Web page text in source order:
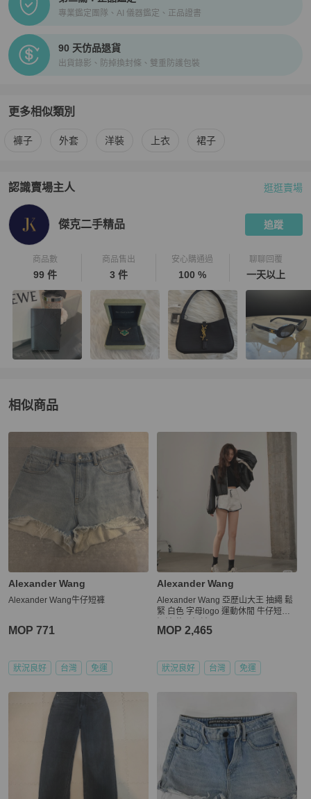
專業鑑定團隊、AI 儀器鑑定、正品證書
90 天仿品退貨
出貨錄影、防掉換封條、雙重防護包裝
更多相似類別
更多Alexander Wang 女裝 相似商品推薦
褲子 外套 洋裝 上衣 裙子
認識賣場主人
PopChill 拍拍圈嚴選賣家
逛逛賣場
傑克二手精品 追蹤
商品數
99 件
商品售出
3 件
安心購通過
100 %
聊聊回覆
一天以上
相似商品
更多相似Alexander Wang女裝推薦精品
Alexander Wang
Alexander Wang牛仔短褲
MOP 771
狀況良好 台灣 免運
Alexander Wang
Alexander Wang 亞歷山大王 抽繩 鬆
緊 白色 字母logo 運動休閒 牛仔短褲
MOP 2,465
狀況良好 台灣 免運